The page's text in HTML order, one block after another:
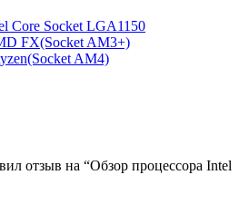
Core Socket LGA1150
FX(Socket AM3+)
AM4)
отзыв на “Обзор процессора Intel